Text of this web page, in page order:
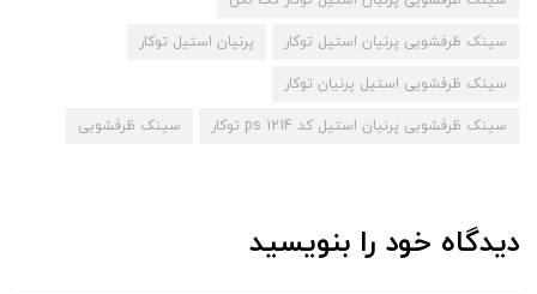
سینک ظرفشویی پرنیان استیل توکار پرنیان استیل توکار
سینک ظرفشویی استیل پرنیان توکار
سینک ظرفشویی پرنیان استیل کد ps 1214 توکار سینک ظرفشویی
دیدگاه خود را بنویسید